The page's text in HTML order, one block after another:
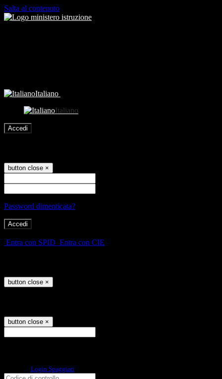
Salta al contenuto
Italiano
Italiano
Accedi
button close ×
Password dimenticata?
Entra con SPID Entra con CIE
button close ×
button close ×
Login Spaggiari